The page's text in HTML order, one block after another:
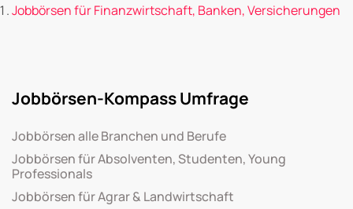
Jobbörsen für Finanzwirtschaft, Banken, Versicherungen
Jobbörsen-Kompass Umfrage
Jobbörsen alle Branchen und Berufe
Jobbörsen für Absolventen, Studenten, Young
Professionals
Jobbörsen für Agrar & Landwirtschaft